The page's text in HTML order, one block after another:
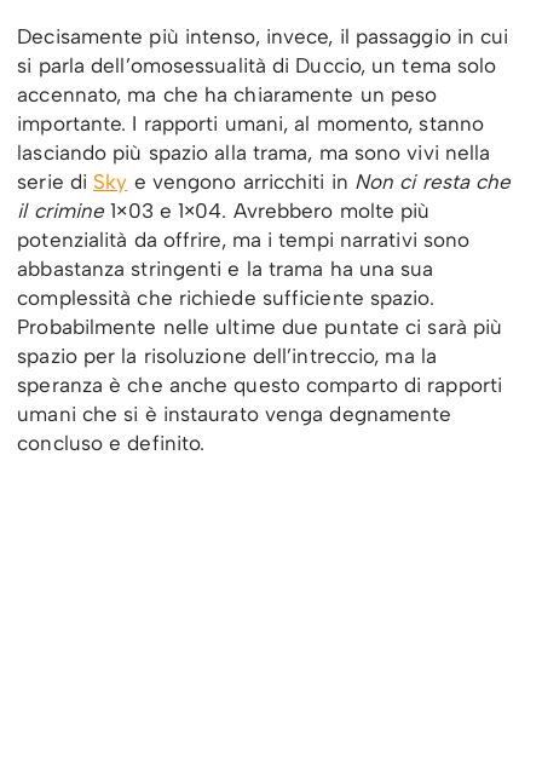
Decisamente più intenso, invece, il passaggio in cui
si parla dell’omosessualità di Duccio, un tema solo
accennato, ma che ha chiaramente un peso
importante. I rapporti umani, al momento, stanno
lasciando più spazio alla trama, ma sono vivi nella
serie di Sky e vengono arricchiti in Non ci resta che
il crimine1×03 e 1×04. Avrebbero molte più
potenzialità da offrire, ma i tempi narrativi sono
abbastanza stringenti e la trama ha una sua
complessità che richiede sufficiente spazio.
Probabilmente nelle ultime due puntate ci sarà più
spazio per la risoluzione dell’intreccio, ma la
speranza è che anche questo comparto di rapporti
umani che si è instaurato venga degnamente
concluso e definito.